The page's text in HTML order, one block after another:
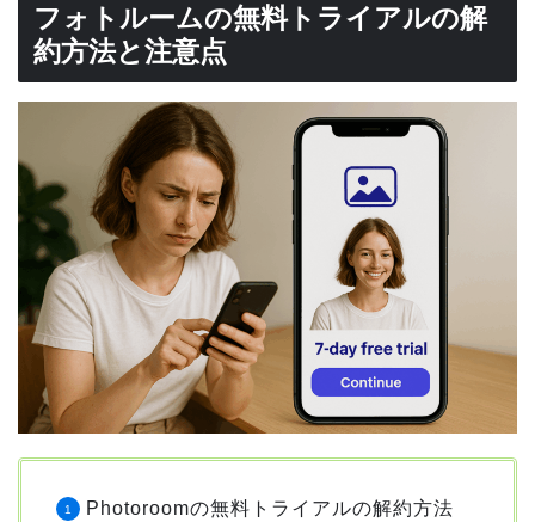
フォトルームの無料トライアルの解
約方法と注意点
Photoroomの無料トライアルの解約方法